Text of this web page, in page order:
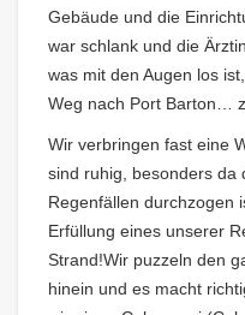
Gebäude und die
war schlank und die
was mit den Augen los
Weg nach Port Barton…
Wir verbringen fast eine
sind ruhig, besonders da
Regenfällen durchzogen
Erfüllung eines unserer
Strand!Wir puzzeln den
hinein und es macht